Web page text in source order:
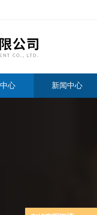
心 新闻中心